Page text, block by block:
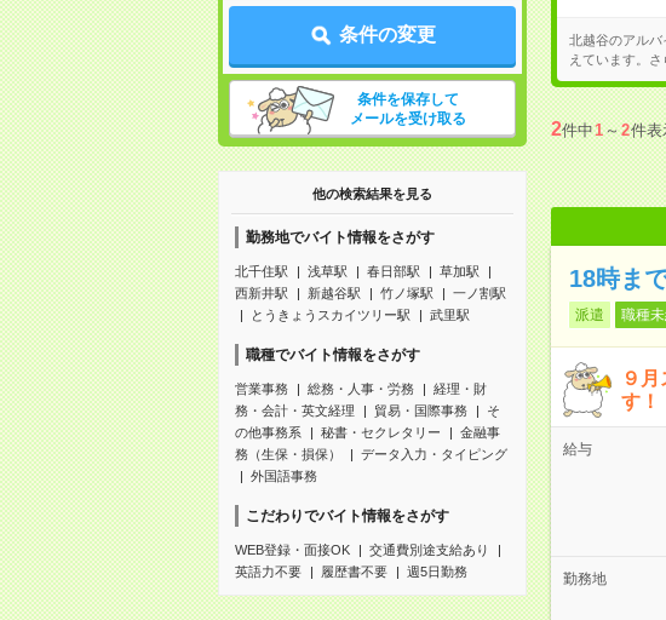
条件の変更
条件を保存して
メールを受け取る
他の検索結果を見る
勤務地でバイト情報をさがす
北千住駅 浅草駅 春日部駅
草加駅
西新井駅
新越谷駅 竹ノ塚駅
一ノ割駅
とうきょうスカイツリー駅
武里駅
職種でバイト情報をさがす
営業事務 総務・人事・労務
経理・財
務・会計・英文経理
貿易・国際事務
そ
の他事務系
秘書・セクレタリー
金融事
務（生保・損保）
データ入力・タイピング
外国語事務
こだわりでバイト情報をさがす
WEB登録・面接OK
交通費別途支給あり
英語力不要
履歴書不要 週5日勤務
北越谷のアルバ
えています。さ
2件中1～2件
18時ま
派遣 職種
９
す！
給与
勤務地